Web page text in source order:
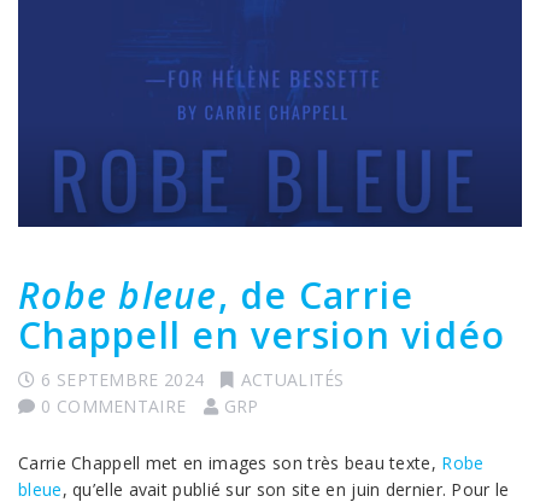
Robe bleue, de Carrie
Chappell en version vidéo
6 SEPTEMBRE 2024
ACTUALITÉS
0 COMMENTAIRE
GRP
Carrie Chappell met en images son très beau texte, Robe
bleue, qu’elle avait publié sur son site en juin dernier. Pour le